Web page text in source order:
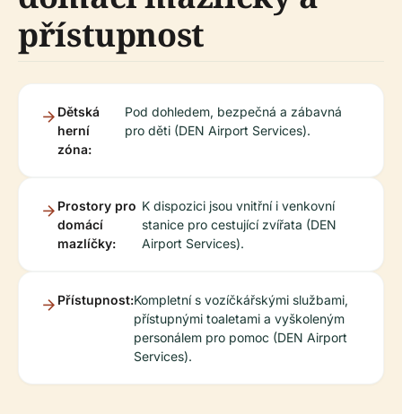
přístupnost
Dětská
herní
zóna:
Pod dohledem, bezpečná a zábavná
pro děti (DEN Airport Services).
Prostory pro
domácí
mazlíčky:
K dispozici jsou vnitřní i venkovní
stanice pro cestující zvířata (DEN
Airport Services).
Přístupnost:Kompletní s vozíčkářskými službami,
přístupnými toaletami a vyškoleným
personálem pro pomoc (DEN Airport
Services).